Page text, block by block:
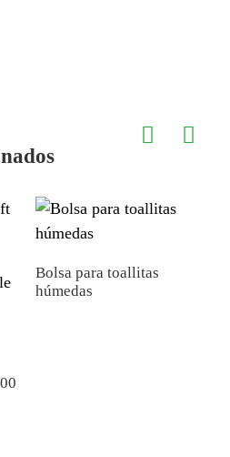
Bolsa para toallitas
húmedas